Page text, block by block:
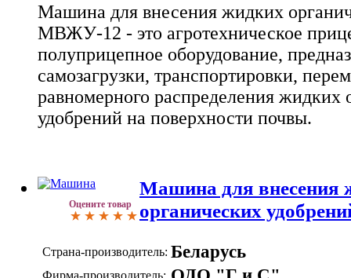
Машина для внесения жидких
МВЖУ-12 - это агротехническое
полуприцепное оборудование,
самозагрузки, транспортировки,
равномерного распределения жидких
удобрений на поверхности почвы.
Оцените товар
Машина для внесения
органических
Страна-производитель: Беларусь
Фирма-производитель: